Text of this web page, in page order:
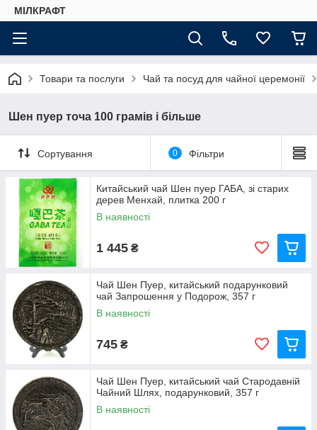
МІЛКРАФТ
Товари та послуги Чай та посуд для чайної церемонії
Шен пуер точа 100 грамів і більше
Сортування 0 Фільтри
Китайський чай Шен пуер ГАБА, зі старих
дерев Менхай, плитка 200 г
В наявності
1 445 ₴
Чай Шен Пуер, китайський подарунковий
чай Запрошення у Подорож, 357 г
В наявності
745 ₴
Чай Шен Пуер, китайський чай Стародавній
Чайний Шлях, подарунковий, 357 г
В наявності